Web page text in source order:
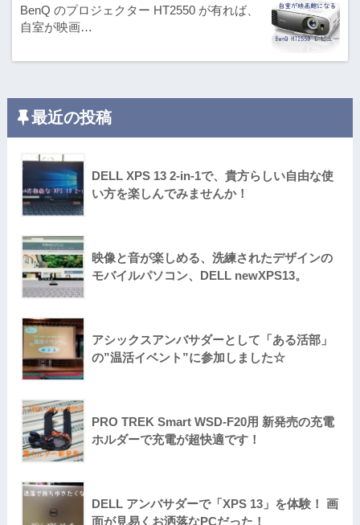
BenQ のプロジェクター HT2550 が有れば、
自室が映画…
最近の投稿
DELL XPS 13 2-in-1で、貴方らしい自由な使
い方を楽しんでみませんか！
映像と音が楽しめる、洗練されたデザインの
モバイルパソコン、DELL newXPS13。
アシックスアンバサダーとして「ある活部」
の”温活イベント”に参加しました☆
PRO TREK Smart WSD-F20用 新発売の充電
ホルダーで充電が超快適です！
DELL アンバサダーで「XPS 13」を体験！ 画
面が見易くお洒落なPCだった！